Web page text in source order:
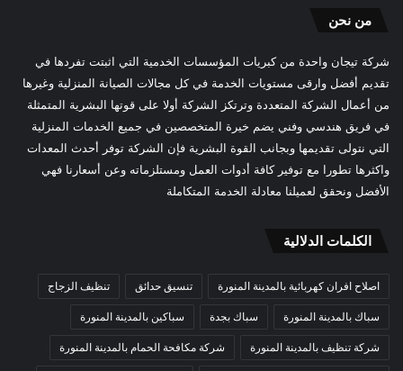
من نحن
شركة تيجان واحدة من كبريات المؤسسات الخدمية التي اثبتت تفردها في
تقديم أفضل وارقى مستويات الخدمة في كل مجالات الصيانة المنزلية وغيرها
من أعمال الشركة المتعددة وترتكز الشركة أولا على قوتها البشرية المتمثلة
في فريق هندسي وفني يضم خيرة المتخصصين في جميع الخدمات المنزلية
التي نتولى تقديمها وبجانب القوة البشرية فإن الشركة توفر أحدث المعدات
واكثرها تطورا مع توفير كافة أدوات العمل ومستلزماته وعن أسعارنا فهي
الأفضل ونحقق لعميلنا معادلة الخدمة المتكاملة
الكلمات الدلالية
اصلاح افران كهربائية بالمدينة المنورة تنسيق حدائق تنظيف الزجاج
سباك بالمدينة المنورة سباك بجدة سباكين بالمدينة المنورة
شركة تنظيف بالمدينة المنورة شركة مكافحة الحمام بالمدينة المنورة